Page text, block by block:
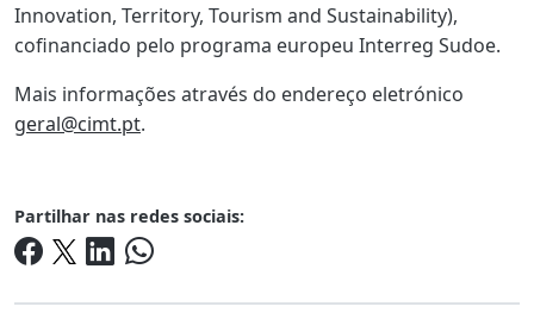
Innovation, Territory, Tourism and Sustainability),
cofinanciado pelo programa europeu Interreg Sudoe.
Mais informações através do endereço eletrónico
geral@cimt.pt.
Partilhar nas redes sociais: